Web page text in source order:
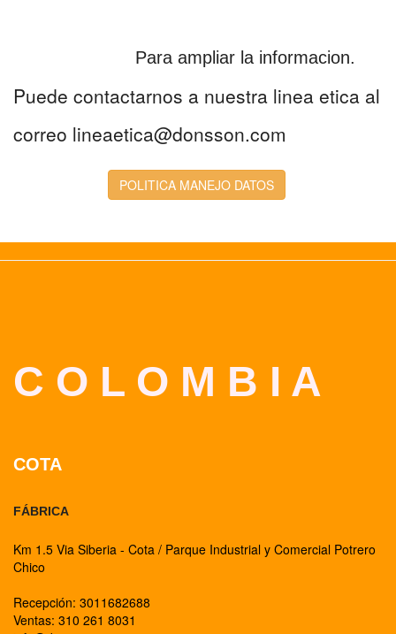
Para ampliar la informacion.
Puede contactarnos a nuestra linea etica al
correo lineaetica@donsson.com
POLITICA MANEJO DATOS
C O L O M B I A
COTA
FÁBRICA
Km 1.5 Via Siberia - Cota / Parque Industrial y Comercial Potrero
Chico
Recepción: 3011682688
Ventas: 310 261 8031